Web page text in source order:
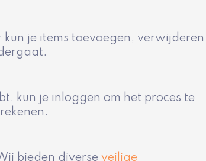
je items toevoegen,
kun je inloggen om het proces te
bieden diverse veilige